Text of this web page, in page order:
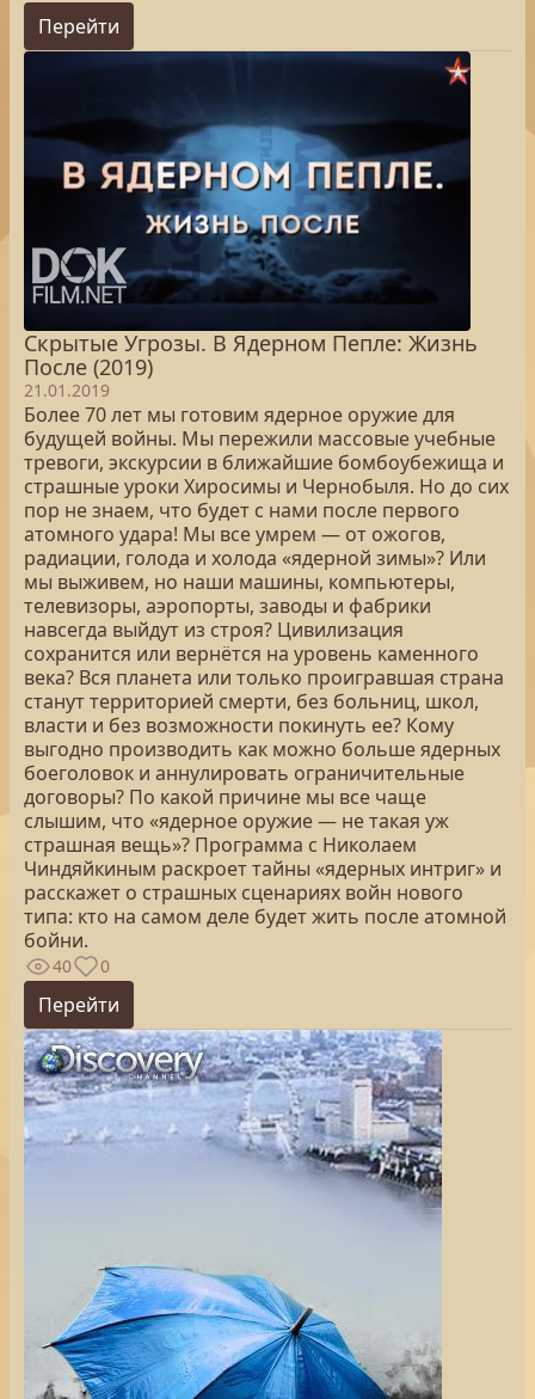
Перейти
Скрытые Угрозы. В Ядерном Пепле: Жизнь
После (2019)
21.01.2019
Более 70 лет мы готовим ядерное оружие для
будущей войны. Мы пережили массовые учебные
тревоги, экскурсии в ближайшие бомбоубежища и
страшные уроки Хиросимы и Чернобыля. Но до сих
пор не знаем, что будет с нами после первого
атомного удара! Мы все умрем — от ожогов,
радиации, голода и холода «ядерной зимы»? Или
мы выживем, но наши машины, компьютеры,
телевизоры, аэропорты, заводы и фабрики
навсегда выйдут из строя? Цивилизация
сохранится или вернётся на уровень каменного
века? Вся планета или только проигравшая страна
станут территорией смерти, без больниц, школ,
власти и без возможности покинуть ее? Кому
выгодно производить как можно больше ядерных
боеголовок и аннулировать ограничительные
договоры? По какой причине мы все чаще
слышим, что «ядерное оружие — не такая уж
страшная вещь»? Программа с Николаем
Чиндяйкиным раскроет тайны «ядерных интриг» и
расскажет о страшных сценариях войн нового
типа: кто на самом деле будет жить после атомной
бойни.
40 0
Перейти